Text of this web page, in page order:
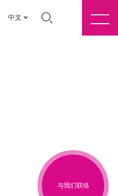
中文
与我们联络